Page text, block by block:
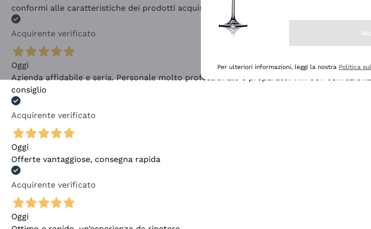
conformi alle caratteristiche dei prodotti acquistati
Acquirente verificato
Oggi
Azienda affidabile e seria. Personale molto professionale e preparato. Vini ben
consiglio
Acquirente verificato
Oggi
Offerte vantaggiose, consegna rapida
Acquirente verificato
Oggi
Per ulteriori informazioni, leggi la nostra Politica